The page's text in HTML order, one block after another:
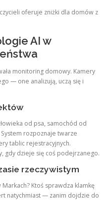
oferuje zniżki dla domów z
AI w
monitoring domowy. Kamery
— one analizują, uczą się i
od psa, samochód od
rozpoznaje twarze
tablic rejestracyjnych.
gdy dzieje się coś podejrzanego.
rzeczywistym
Markach? Ktoś sprawdza klamkę
natychmiast — zanim dojdzie do